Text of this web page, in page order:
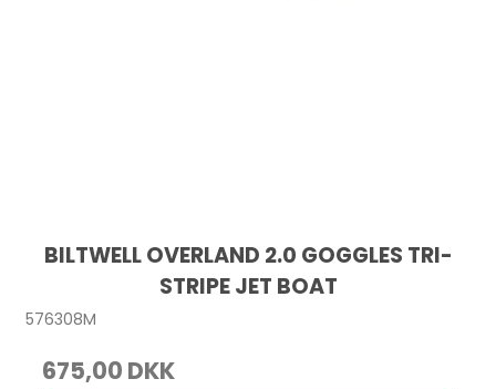
BILTWELL OVERLAND 2.0 GOGGLES TRI-
STRIPE JET BOAT
576308M
675,00 DKK